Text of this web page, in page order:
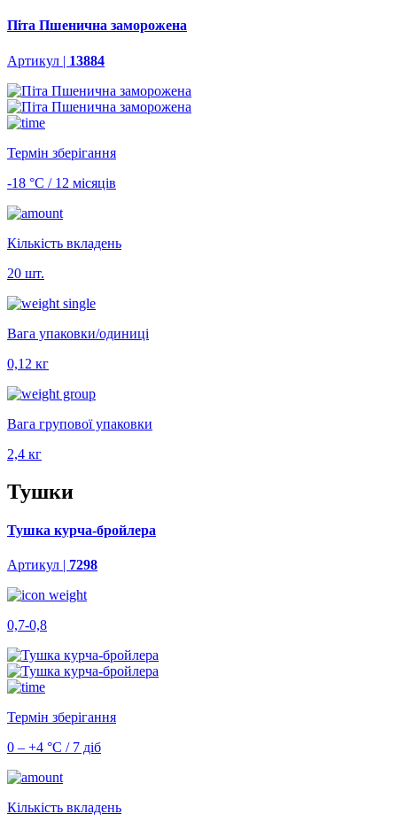
Піта Пшенична заморожена
Артикул | 13884
Термін зберігання
-18 °С / 12 місяців
Кількість вкладень
20 шт.
Вага упаковки/одиниці
0,12 кг
Вага групової упаковки
2,4 кг
Тушки
Тушка курча-бройлера
Артикул | 7298
0,7-0,8
Термін зберігання
0 – +4 °С / 7 діб
Кількість вкладень